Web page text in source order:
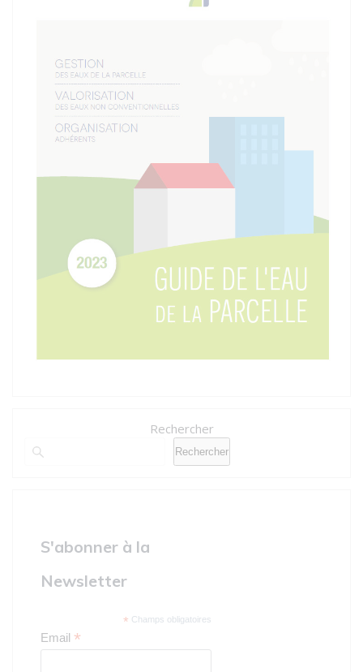
Rechercher
Rechercher
S'abonner à la
Newsletter
* Champs obligatoires
Email *